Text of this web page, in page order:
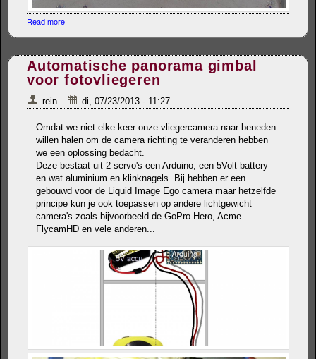
Read more
Automatische panorama gimbal
voor fotovliegeren
rein di, 07/23/2013 - 11:27
Omdat we niet elke keer onze vliegercamera naar beneden
willen halen om de camera richting te veranderen hebben
we een oplossing bedacht.
Deze bestaat uit 2 servo's een Arduino, een 5Volt battery
en wat aluminium en klinknagels. Bij hebben er een
gebouwd voor de Liquid Image Ego camera maar hetzelfde
principe kun je ook toepassen op andere lichtgewicht
camera's zoals bijvoorbeeld de GoPro Hero, Acme
FlycamHD en vele anderen...